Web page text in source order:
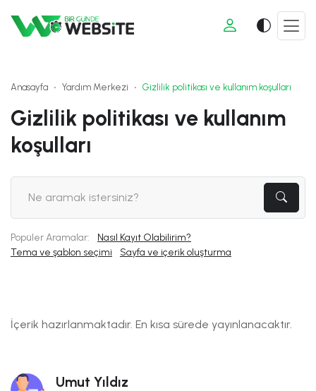
Anasayfa Yardım Merkezi Gizlilik politikası ve kullanım koşulları
Gizlilik politikası ve kullanım
koşulları
Popüler Aramalar:
Nasıl Kayıt Olabilirim?
Tema ve şablon seçimi
Sayfa ve içerik oluşturma
İçerik hazırlanmaktadır. En kısa sürede yayınlanacaktır.
Umut Yıldız